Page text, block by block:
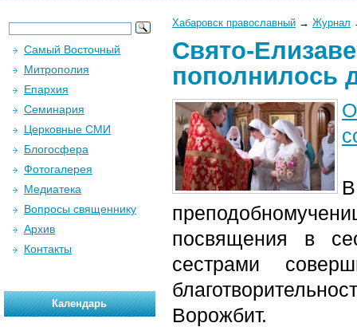
Хабаровск православный → Журнал
Свято-
пополнилось
посвящения в
сестрами
Ворожбит.
Самый Восточный
Митрополия
Епархия
Семинария
Церковные СМИ
Блогосфера
Фотогалерея
Медиатека
Вопросы священнику
Архив
Контакты
Календарь